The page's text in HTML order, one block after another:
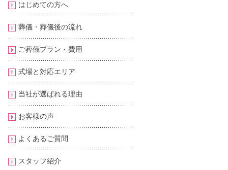
はじめての方へ
葬儀・葬儀後の流れ
ご葬儀プラン・費用
式場と対応エリア
当社が選ばれる理由
お客様の声
よくあるご質問
スタッフ紹介